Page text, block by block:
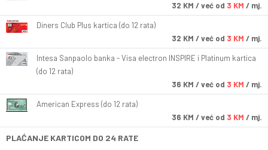
32 KM / već od 3 KM / mj.
Diners Club Plus kartica (do 12 rata)
32 KM / već od 3 KM / mj.
Intesa Sanpaolo banka - Visa electron INSPIRE i Platinum kartica
(do 12 rata)
36 KM / već od 3 KM / mj.
American Express (do 12 rata)
36 KM / već od 3 KM / mj.
PLAĆANJE KARTICOM DO 24 RATE